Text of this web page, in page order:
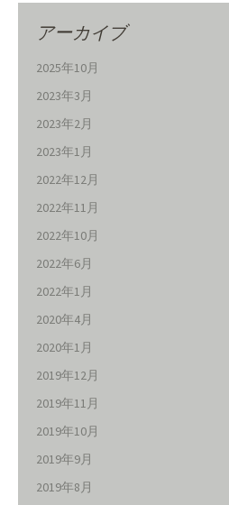
アーカイブ
2025年10月
2023年3月
2023年2月
2023年1月
2022年12月
2022年11月
2022年10月
2022年6月
2022年1月
2020年4月
2020年1月
2019年12月
2019年11月
2019年10月
2019年9月
2019年8月